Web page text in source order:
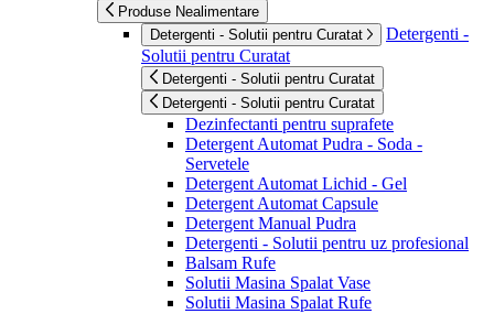
Produse Nealimentare
Detergenti - Solutii pentru Curatat
Detergenti -
Solutii pentru Curatat
Detergenti - Solutii pentru Curatat
Detergenti - Solutii pentru Curatat
Dezinfectanti pentru suprafete
Detergent Automat Pudra - Soda -
Servetele
Detergent Automat Lichid - Gel
Detergent Automat Capsule
Detergent Manual Pudra
Detergenti - Solutii pentru uz profesional
Balsam Rufe
Solutii Masina Spalat Vase
Solutii Masina Spalat Rufe